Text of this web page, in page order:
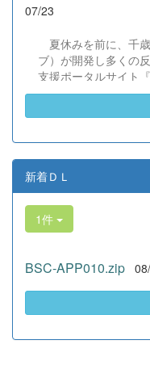
だけでなく、地域や
姿に、誇らしさでい
飛び出そう！ その温
する魅力的な人材へ
す！
07/23
夏休みを前に、千
ブ）が開発し多くの
支援ポータルサイト
ージョンアップいた
らいただいたアンケ
の実装までを行いま
ネス計算・簿記・ビ
務分析・ビジネスコ
具体的には、各検定
機能の追加、フォン
（タグの最適化）に
も生徒たちの技術と
た『Compath（コン
対策支援ポータルサ
新着ＤＬ
1件
BSC-APP010.zip